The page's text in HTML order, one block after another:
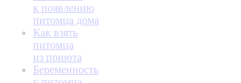
к появлению
питомца дома
Как взять
питомца
из приюта
Беременность